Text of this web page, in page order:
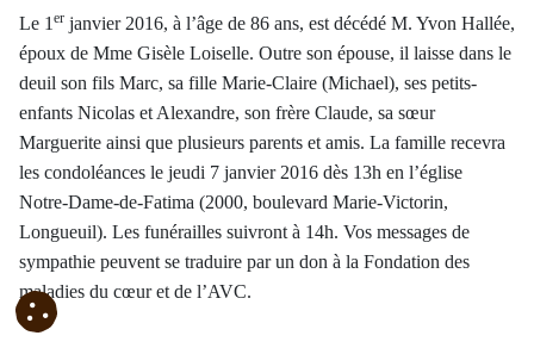
Le 1 er janvier 2016, à l’âge de 86 ans, est décédé M. Yvon Hallée,
époux de Mme Gisèle Loiselle. Outre son épouse, il laisse dans le
deuil son fils Marc, sa fille Marie-Claire (Michael), ses petits-
enfants Nicolas et Alexandre, son frère Claude, sa sœur
Marguerite ainsi que plusieurs parents et amis. La famille recevra
les condoléances le jeudi 7 janvier 2016 dès 13h en l’église
Notre-Dame-de-Fatima (2000, boulevard Marie-Victorin,
Longueuil). Les funérailles suivront à 14h. Vos messages de
sympathie peuvent se traduire par un don à la Fondation des
maladies du cœur et de l’AVC.